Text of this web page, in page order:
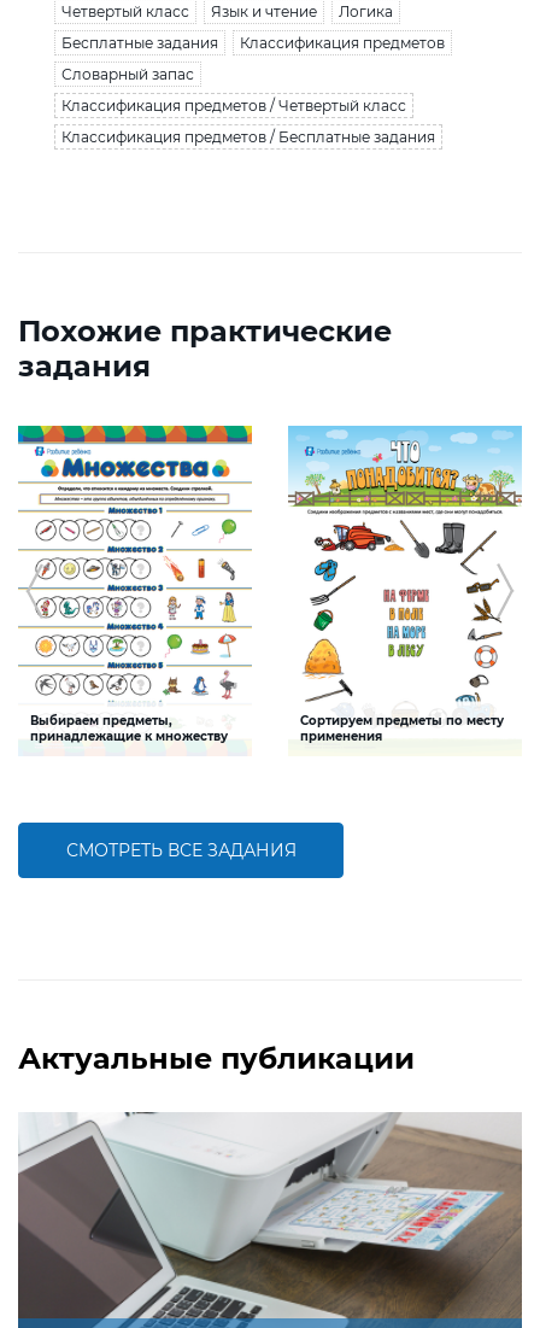
Четвертый класс Язык и чтение
Логика
Бесплатные задания
Классификация предметов
Словарный запас
Классификация предметов / Четвертый класс
Классификация предметов / Бесплатные задания
Похожие практические
задания
Выбираем предметы,
принадлежащие к множеству
Сортируем предметы по месту
применения
назначении различных предметов
СМОТРЕТЬ ВСЕ ЗАДАНИЯ
Актуальные публикации